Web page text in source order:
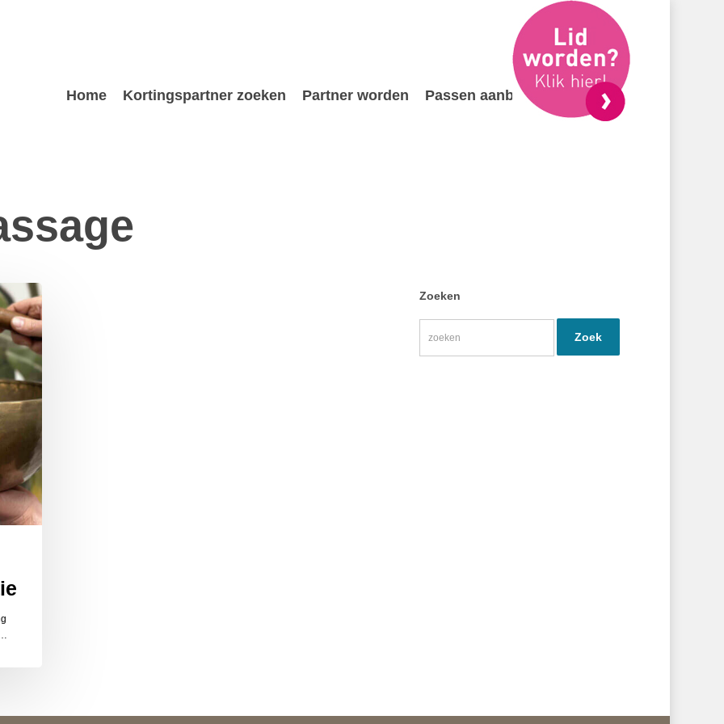
Home Kortingspartner zoeken Partner worden Passen aanbieden Contact
Zoeken